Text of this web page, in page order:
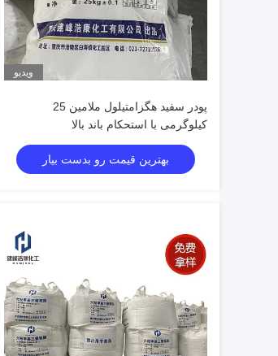
ویدیو
پودر سفید هگزامتیلول ملامین 25
کیلوگرمی با استحکام باند بالا
بهترین قیمت رو بدست بیار